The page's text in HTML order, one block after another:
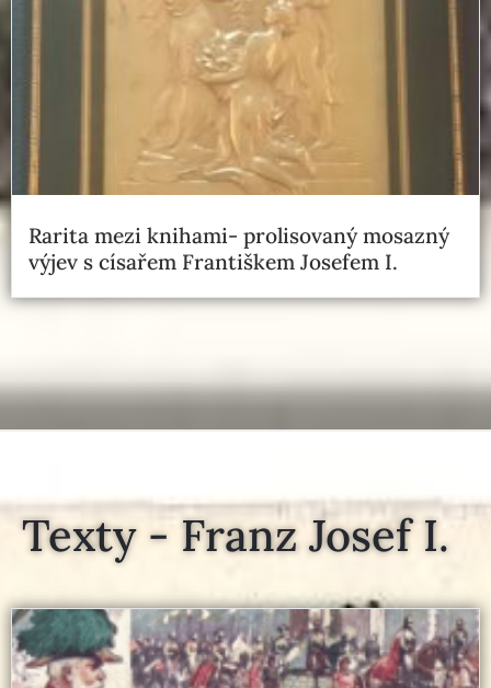
Rarita mezi knihami- prolisovaný mosazný
výjev s císařem Františkem Josefem I.
Texty - Franz Josef I.